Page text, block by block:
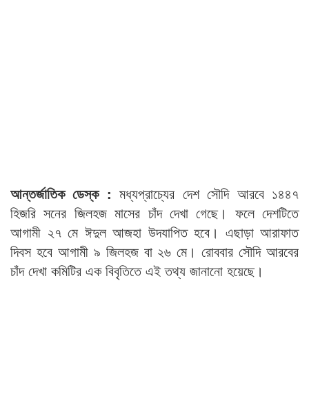
আন্তর্জাতিক ডেস্ক :মধ্যপ্রাচ্যের দেশ সৌদি আরবে ১৪৪৭
হিজরি সনের জিলহজ মাসের চাঁদ দেখা গেছে। ফলে দেশটিতে
আগামী ২৭ মে ঈদুল আজহা উদযাপিত হবে। এছাড়া আরাফাত
দিবস হবে আগামী ৯ জিলহজ বা ২৬ মে। রোববার সৌদি আরবের
চাঁদ দেখা কমিটির এক বিবৃতিতে এই তথ্য জানানো হয়েছে।